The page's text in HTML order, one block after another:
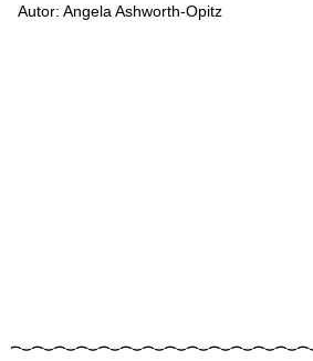
Autor: Angela Ashworth-Opitz